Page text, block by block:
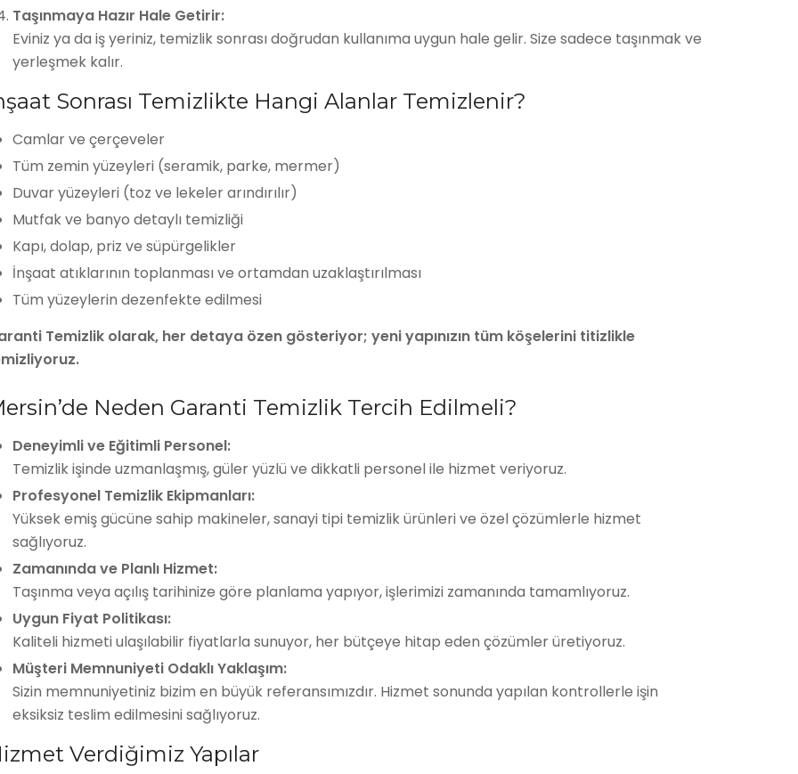
Taşınmaya Hazır Hale Getirir:
Eviniz ya da iş yeriniz, temizlik sonrası doğrudan kullanıma uygun hale gelir. Size sadece taşınmak ve
yerleşmek kalır.
Sonrası Temizlikte Hangi Alanlar Temizlenir?
Camlar ve çerçeveler
Tüm zemin yüzeyleri (seramik, parke, mermer)
Duvar yüzeyleri (toz ve lekeler arındırılır)
Mutfak ve banyo detaylı temizliği
Kapı, dolap, priz ve süpürgelikler
İnşaat atıklarının toplanması ve ortamdan uzaklaştırılması
Tüm yüzeylerin dezenfekte edilmesi
Temizlik olarak, her detaya özen gösteriyor; yeni yapınızın tüm köşelerini titizlikle
Neden Garanti Temizlik Tercih Edilmeli?
Deneyimli ve Eğitimli Personel:
Temizlik işinde uzmanlaşmış, güler yüzlü ve dikkatli personel ile hizmet veriyoruz.
Profesyonel Temizlik Ekipmanları:
Yüksek emiş gücüne sahip makineler, sanayi tipi temizlik ürünleri ve özel çözümlerle hizmet
sağlıyoruz.
Zamanında ve Planlı Hizmet:
Taşınma veya açılış tarihinize göre planlama yapıyor, işlerimizi zamanında tamamlıyoruz.
Uygun Fiyat Politikası:
Kaliteli hizmeti ulaşılabilir fiyatlarla sunuyor, her bütçeye hitap eden çözümler üretiyoruz.
Müşteri Memnuniyeti Odaklı Yaklaşım:
Sizin memnuniyetiniz bizim en büyük referansımızdır. Hizmet sonunda yapılan kontrollerle işin
eksiksiz teslim edilmesini sağlıyoruz.
Verdiğimiz Yapılar